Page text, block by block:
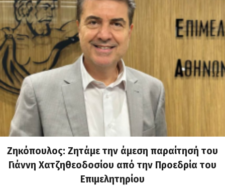
Ζηκόπουλος: Ζητάμε την άμεση παραίτησή του
Γιάννη Χατζηθεοδοσίου από την Προεδρία του
Επιμελητηρίου